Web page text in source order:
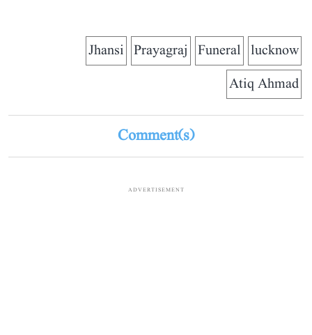
lucknow
Funeral
Prayagraj
Jhansi
Atiq Ahmad
Comment(s)
ADVERTISEMENT